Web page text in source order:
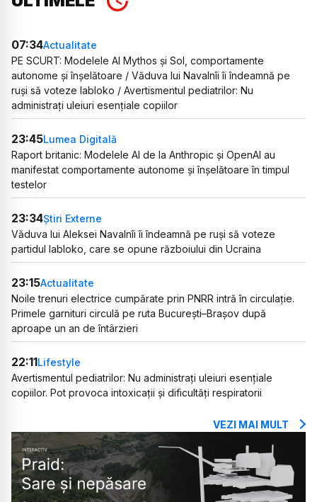
07:34Actualitate
PE SCURT: Modelele AI Mythos și Sol, comportamente
autonome și înșelătoare / Văduva lui Navalnîi îi îndeamnă pe
ruși să voteze Iabloko / Avertismentul pediatrilor: Nu
administrați uleiuri esențiale copiilor
23:45Lumea Digitală
Raport britanic: Modelele AI de la Anthropic și OpenAI au
manifestat comportamente autonome și înșelătoare în timpul
testelor
23:34Știri Externe
Văduva lui Aleksei Navalnîi îi îndeamnă pe ruși să voteze
partidul Iabloko, care se opune războiului din Ucraina
23:15Actualitate
Noile trenuri electrice cumpărate prin PNRR intră în circulație.
Primele garnituri circulă pe ruta București–Brașov după
aproape un an de întârzieri
22:11Lifestyle
Avertismentul pediatrilor: Nu administrați uleiuri esențiale
copiilor. Pot provoca intoxicații și dificultăți respiratorii
VEZI MAI MULT